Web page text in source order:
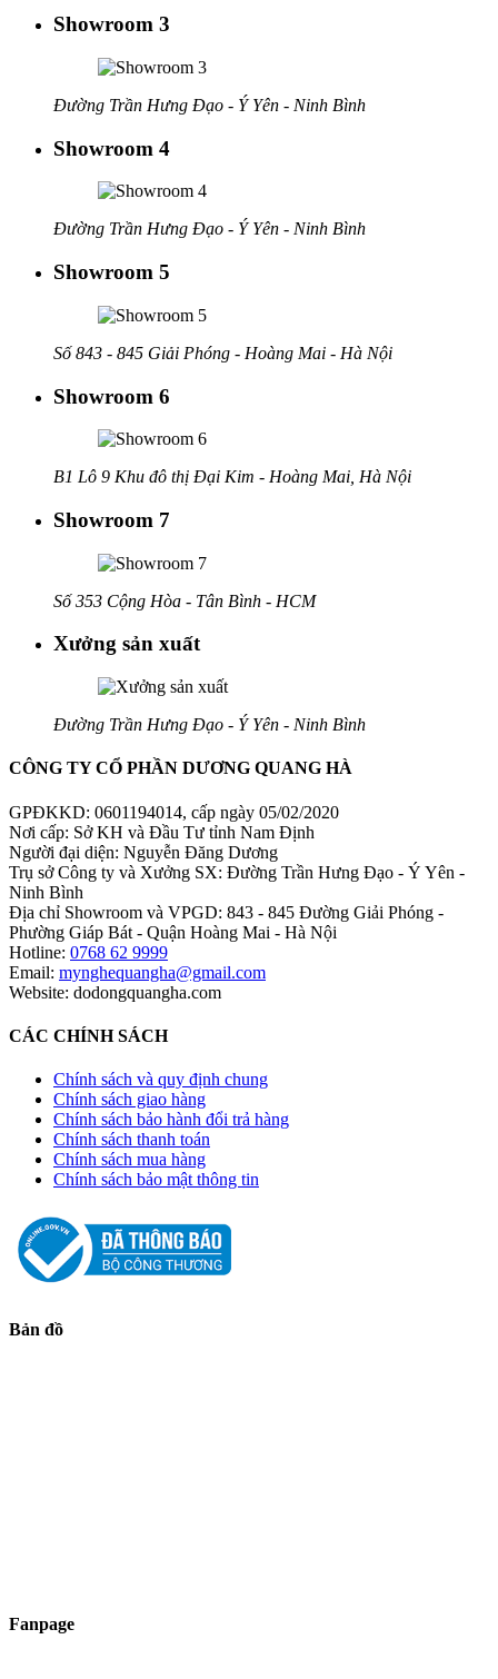
Showroom 3
Đường Trần Hưng Đạo - Ý Yên - Ninh Bình
Showroom 4
Đường Trần Hưng Đạo - Ý Yên - Ninh Bình
Showroom 5
Số 843 - 845 Giải Phóng - Hoàng Mai - Hà Nội
Showroom 6
B1 Lô 9 Khu đô thị Đại Kim - Hoàng Mai, Hà Nội
Showroom 7
Số 353 Cộng Hòa - Tân Bình - HCM
Xưởng sản xuất
Đường Trần Hưng Đạo - Ý Yên - Ninh Bình
CÔNG TY CỔ PHẦN DƯƠNG QUANG HÀ
GPĐKKD: 0601194014, cấp ngày 05/02/2020
Nơi cấp: Sở KH và Đầu Tư tỉnh Nam Định
Người đại diện: Nguyễn Đăng Dương
Trụ sở Công ty và Xưởng SX: Đường Trần Hưng Đạo - Ý Yên -
Ninh Bình
Địa chỉ Showroom và VPGD: 843 - 845 Đường Giải Phóng -
Phường Giáp Bát - Quận Hoàng Mai - Hà Nội
Hotline: 0768 62 9999
Email: mynghequangha@gmail.com
Website: dodongquangha.com
CÁC CHÍNH SÁCH
Chính sách và quy định chung
Chính sách giao hàng
Chính sách bảo hành đổi trả hàng
Chính sách thanh toán
Chính sách mua hàng
Chính sách bảo mật thông tin
Bản đồ
Fanpage